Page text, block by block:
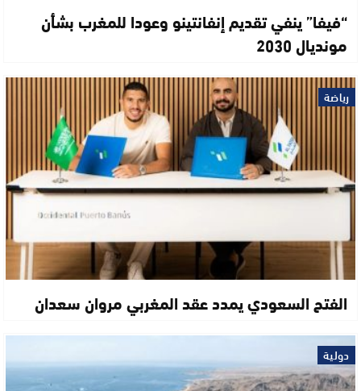
“فيفا” ينفي تقديم إنفانتينو وعودا للمغرب بشأن
مونديال 2030
رياضة
الفتح السعودي يمدد عقد المغربي مروان سعدان
دولية